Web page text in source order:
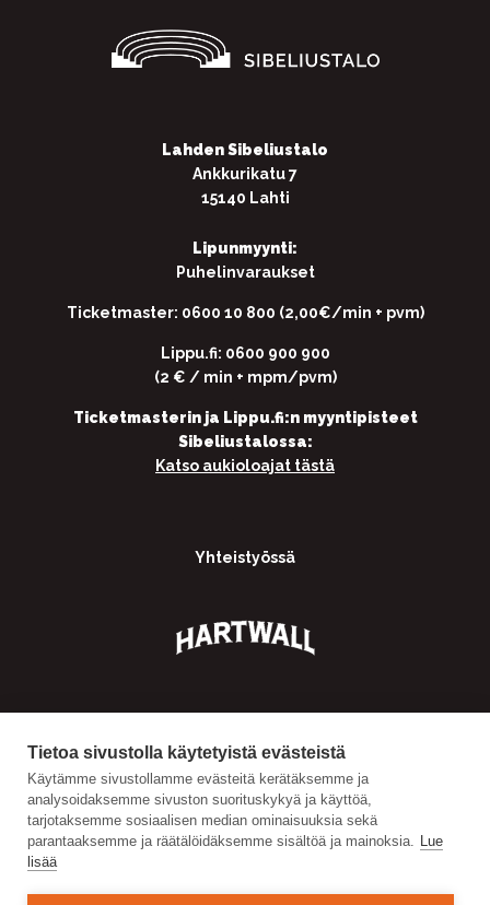
Tietoa sivustolla käytetyistä evästeistä
Käytämme sivustollamme evästeitä kerätäksemme ja
analysoidaksemme sivuston suorituskykyä ja käyttöä,
tarjotaksemme sosiaalisen median ominaisuuksia sekä
parantaaksemme ja räätälöidäksemme sisältöä ja mainoksia. Lue
lisää
Lahden Sibeliustalo
Ankkurikatu 7
15140 Lahti
Lipunmyynti:
Puhelinvaraukset
Ticketmaster: 0600 10 800 (2,00€/min + pvm)
Lippu.fi: 0600 900 900
(2 € / min + mpm/pvm)
Ticketmasterin ja Lippu.fi:n myyntipisteet
Sibeliustalossa:
Katso aukioloajat tästä
Yhteistyössä